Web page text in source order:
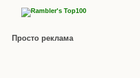
Просто реклама